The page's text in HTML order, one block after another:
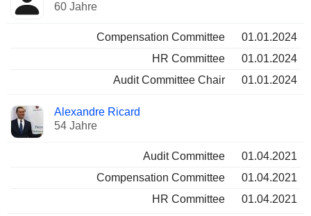
60 Jahre
Compensation Committee
01.01.2024
HR Committee
01.01.2024
Audit Committee Chair
01.01.2024
Alexandre Ricard
54 Jahre
Audit Committee
01.04.2021
Compensation Committee
01.04.2021
HR Committee
01.04.2021